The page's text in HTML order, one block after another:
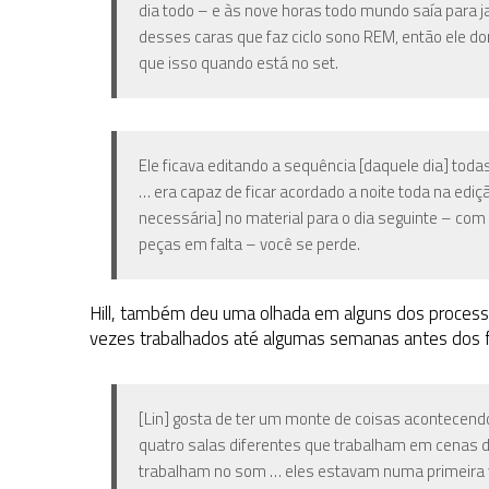
dia todo – e às nove horas todo mundo saía para
desses caras que faz ciclo sono REM, então ele
que isso quando está no set.
Ele ficava editando a sequência [daquele dia]
… era capaz de ficar acordado a noite toda na
necessária] no material para o dia seguinte –
peças em falta – você se perde.
Hill, também deu uma olhada em alguns dos
vezes trabalhados até algumas semanas antes
[Lin] gosta de ter um monte de coisas
quatro salas diferentes que trabalham em
trabalham no som … eles estavam numa primeira